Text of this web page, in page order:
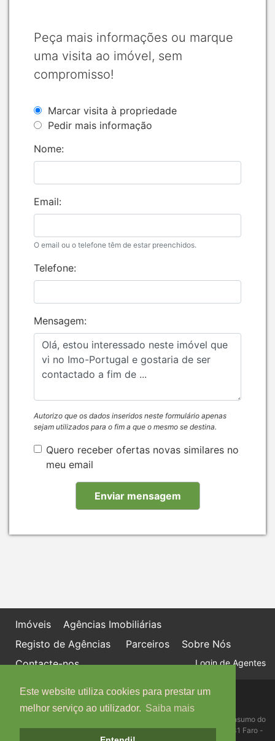
Este website utiliza cookies para prestar um
melhor serviço ao utilizador. Saiba mais
Peça mais informações ou marque
uma visita ao imóvel, sem
compromisso!
Marcar visita à propriedade
Pedir mais informação
Nome:
Email:
O email ou o telefone têm de estar preenchidos.
Telefone:
Mensagem:
Autorizo que os dados inseridos neste formulário apenas
sejam utilizados para o fim a que o mesmo se destina.
Quero receber ofertas novas similares no
meu email
Imóveis
Agências Imobiliárias
Registo de Agências
Parceiros
Sobre Nós
Contacte-nos
Login de Agentes
Política de proteção de dados
Livro de Reclamações online
Centro de Informação, Mediação e Arbitragem de Conflitos de Consumo do
Algarve - Edifício Ninho de Empresas, Estrada da Penha, 8005-131 Faro -